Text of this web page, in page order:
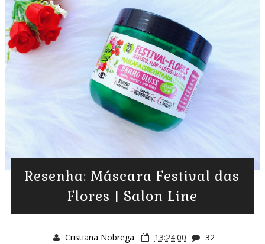
Resenha: Máscara Festival das
Flores | Salon Line
Cristiana Nobrega 13:24:00 32